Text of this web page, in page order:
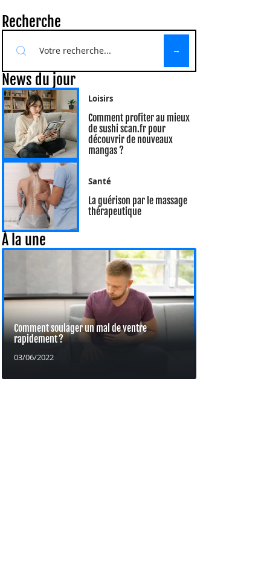
Recherche
News du jour
Loisirs
Comment profiter au mieux
de sushi scan.fr pour
découvrir de nouveaux
mangas ?
Santé
La guérison par le massage
thérapeutique
À la une
Comment soulager un mal de ventre
rapidement ?
03/06/2022